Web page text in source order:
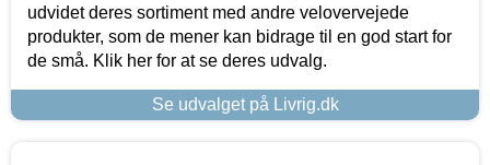
udvidet deres sortiment med andre velovervejede
produkter, som de mener kan bidrage til en god start for
de små. Klik her for at se deres udvalg.
Se udvalget på Livrig.dk